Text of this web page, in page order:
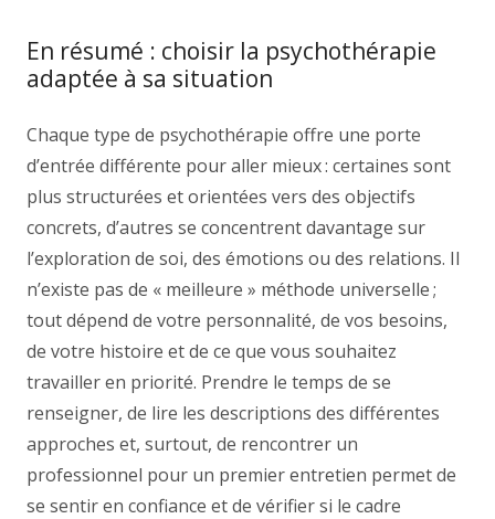
En résumé : choisir la psychothérapie
adaptée à sa situation
Chaque type de psychothérapie offre une porte
d’entrée différente pour aller mieux : certaines sont
plus structurées et orientées vers des objectifs
concrets, d’autres se concentrent davantage sur
l’exploration de soi, des émotions ou des relations. Il
n’existe pas de « meilleure » méthode universelle ;
tout dépend de votre personnalité, de vos besoins,
de votre histoire et de ce que vous souhaitez
travailler en priorité. Prendre le temps de se
renseigner, de lire les descriptions des différentes
approches et, surtout, de rencontrer un
professionnel pour un premier entretien permet de
se sentir en confiance et de vérifier si le cadre